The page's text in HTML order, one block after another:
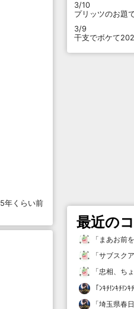
5年くらい前
3/10
プリッツのお題
3/9
干支でボケて
最近の
「 まあお前
「サブスク
「忠相、ち
「ﾝｷﾁ!ﾝｷﾁ!ﾝｷ
「埼玉県春